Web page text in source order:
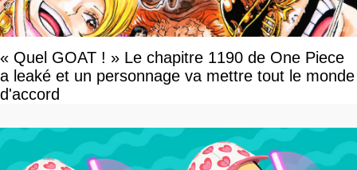
« Quel GOAT ! » Le chapitre 1190 de One Piece
a leaké et un personnage va mettre tout le monde
d'accord